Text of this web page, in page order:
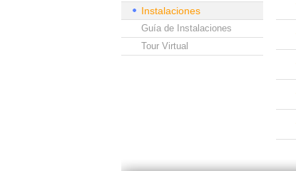
Instalaciones
Guía de Instalaciones
Tour Virtual